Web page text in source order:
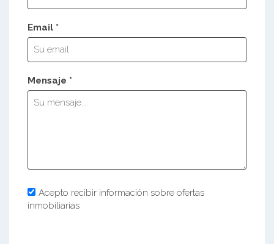
Email *
Mensaje *
Acepto recibir información sobre ofertas
inmobiliarias